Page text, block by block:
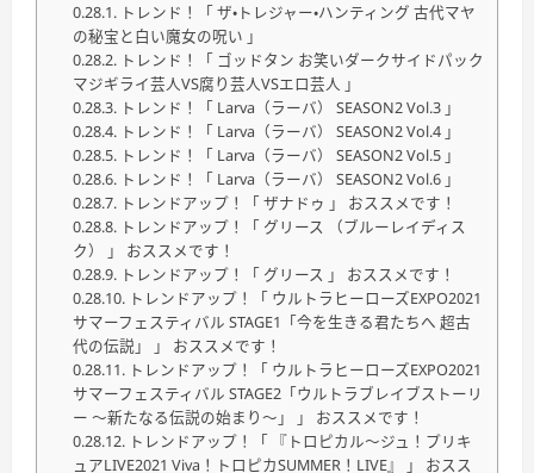
トレンド！「 ザ・トレジャー・ハンティング 古代マヤ
の秘宝と白い魔女の呪い 」
トレンド！「 ゴッドタン お笑いダークサイドパック
マジギライ芸人VS腐り芸人VSエロ芸人 」
トレンド！「 Larva（ラーバ） SEASON2 Vol.3 」
トレンド！「 Larva（ラーバ） SEASON2 Vol.4 」
トレンド！「 Larva（ラーバ） SEASON2 Vol.5 」
トレンド！「 Larva（ラーバ） SEASON2 Vol.6 」
トレンドアップ！「 ザナドゥ 」 おススメです！
トレンドアップ！「 グリース （ブルーレイディス
ク） 」 おススメです！
トレンドアップ！「 グリース 」 おススメです！
トレンドアップ！「 ウルトラヒーローズEXPO2021
サマーフェスティバル STAGE1「今を生きる君たちへ 超古
代の伝説」 」 おススメです！
トレンドアップ！「 ウルトラヒーローズEXPO2021
サマーフェスティバル STAGE2「ウルトラブレイブストーリ
ー 〜新たなる伝説の始まり〜」 」 おススメです！
トレンドアップ！「 『トロピカル〜ジュ！プリキ
ュアLIVE2021 Viva！トロピカSUMMER！LIVE』 」 おスス